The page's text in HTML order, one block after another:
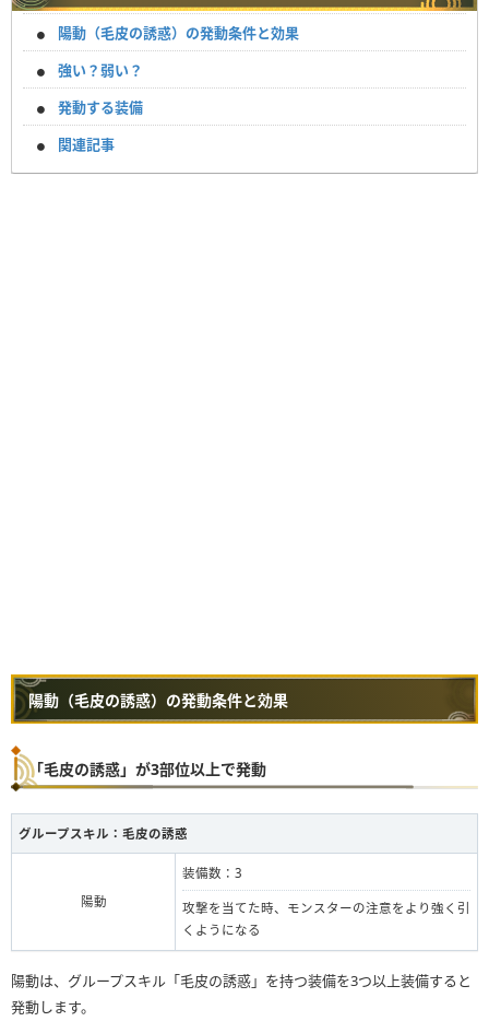
陽動（毛皮の誘惑）の発動条件と効果
強い？弱い？
発動する装備
関連記事
陽動（毛皮の誘惑）の発動条件と効果
「毛皮の誘惑」が3部位以上で発動
グループスキル： 毛皮の誘惑
陽動
装備数：3
攻撃を当てた時、モンスターの注意をより強く引
くようになる
陽動は、グループスキル「毛皮の誘惑」を持つ装備を3つ以上装備すると
発動します。